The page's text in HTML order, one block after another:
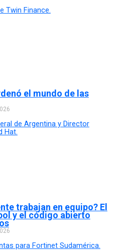
el mundo de las
trabajan en equipo? El
y el código abierto